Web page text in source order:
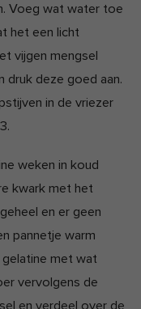
Voeg wat water toe
het een licht
vijgen mengsel
druk deze goed aan.
in de vriezer
weken in koud
kwark met het
en er geen
pannetje warm
met wat
vervolgens de